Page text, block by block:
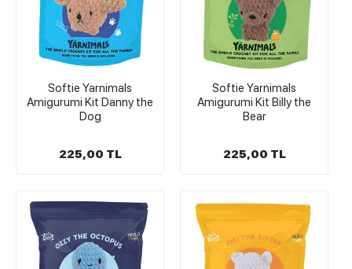
Softie Yarnimals
Amigurumi Kit Danny the
Dog
225,00 TL
Softie Yarnimals
Amigurumi Kit Billy the
Bear
225,00 TL